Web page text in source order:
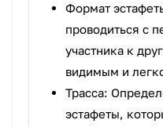
Формат
проводиться с
участника к
видимым и
Трасса:
эстафеты,